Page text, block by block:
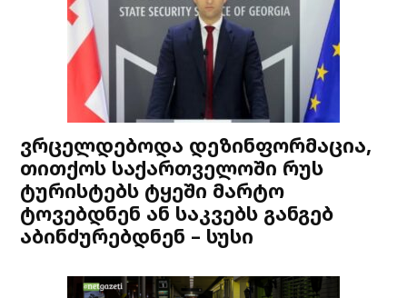
ვრცელდებოდა დეზინფორმაცია,
თითქოს საქართველოში რუს
ტურისტებს ტყეში მარტო
ტოვებდნენ ან საკვებს განგებ
აბინძურებდნენ – სუსი